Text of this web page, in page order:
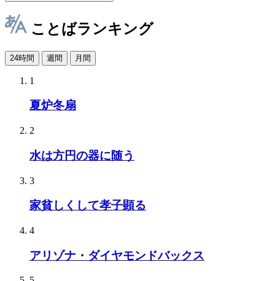
ことばランキング
24時間 週間 月間
1
夏炉冬扇
2
水は方円の器に随う
3
家貧しくして孝子顕る
4
アリゾナ・ダイヤモンドバックス